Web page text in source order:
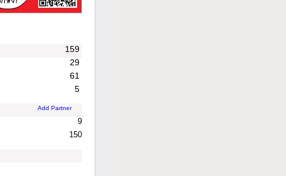
159
29
61
5
Add Partner
9
150